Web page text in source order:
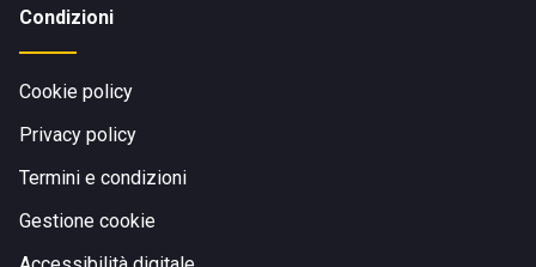
Condizioni
Cookie policy
Privacy policy
Termini e condizioni
Gestione cookie